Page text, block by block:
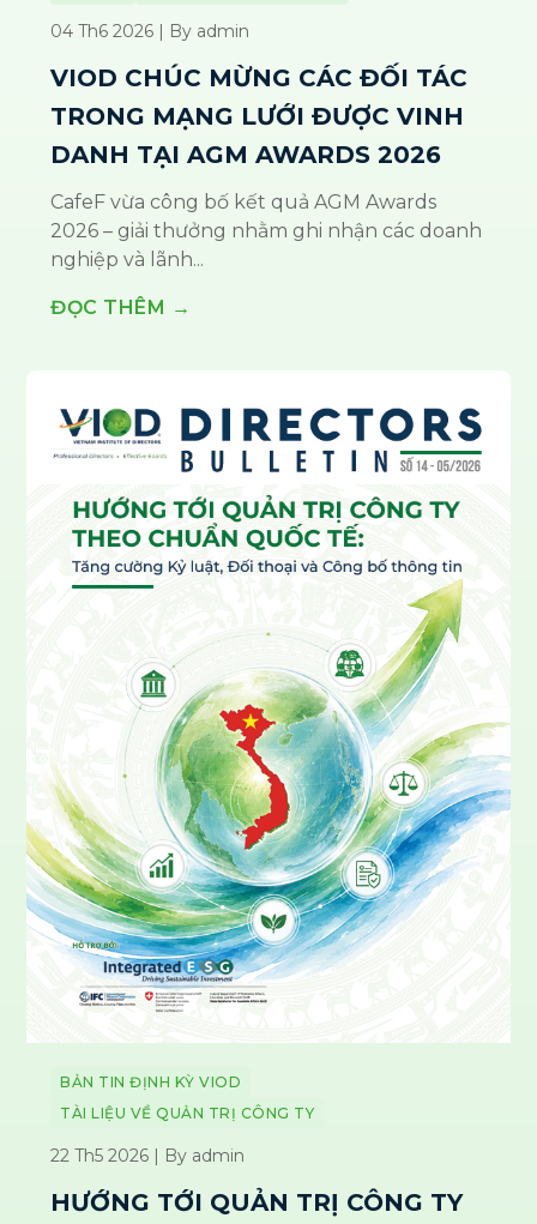
04 Th6 2026 | By admin
VIOD CHÚC MỪNG CÁC ĐỐI TÁC
TRONG MẠNG LƯỚI ĐƯỢC VINH
DANH TẠI AGM AWARDS 2026
CafeF vừa công bố kết quả AGM Awards
2026 – giải thưởng nhằm ghi nhận các doanh
nghiệp và lãnh...
ĐỌC THÊM →
BẢN TIN ĐỊNH KỲ VIOD
TÀI LIỆU VỀ QUẢN TRỊ CÔNG TY
22 Th5 2026 | By admin
HƯỚNG TỚI QUẢN TRỊ CÔNG TY